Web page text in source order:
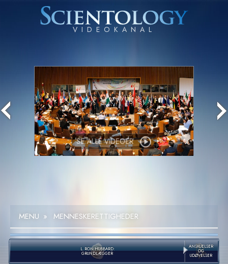
SEALLE VIDEOER
MENU » MENNESKE­RETTIGHEDER
L. RON HUBBARD:
GRUNDLÆGGER
ANSKUELSER
OG
UDØVELSER